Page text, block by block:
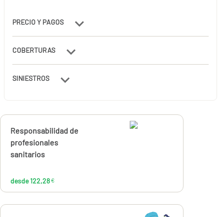
PRECIO Y PAGOS
COBERTURAS
SINIESTROS
Calcúlalo ahora
Responsabilidad de
profesionales
sanitarios
desde 122,28 €